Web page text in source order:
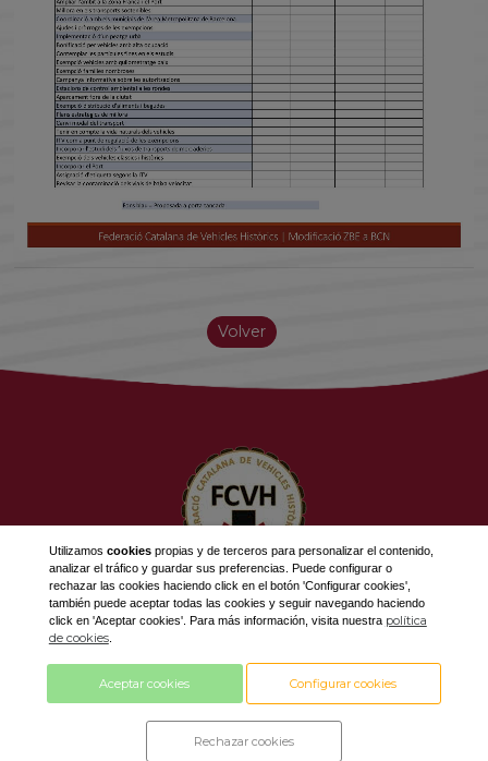
Volver
623 534 916
689 308 868
Horario: De Lunes a Viernes de 9 a 13h
Utilizamos cookiespropias y de terceros para personalizar el contenido,
analizar el tráfico y guardar sus preferencias. Puede configurar o
rechazar las cookies haciendo click en el botón 'Configurar cookies',
también puede aceptar todas las cookies y seguir navegando haciendo
click en 'Aceptar cookies'. Para más información, visita nuestra política
de cookies.
Aceptar cookies Configurar cookies
Rechazar cookies